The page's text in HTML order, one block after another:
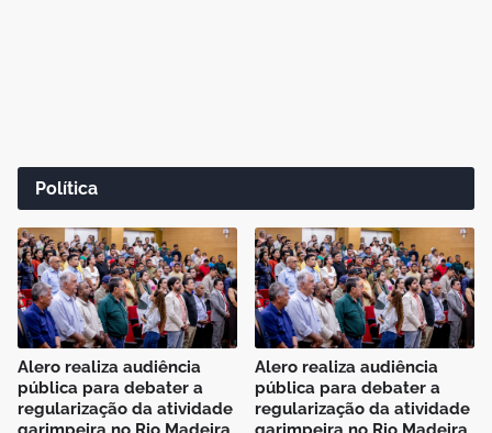
Política
Alero realiza audiência
pública para debater a
regularização da atividade
Alero realiza audiência
pública para debater a
regularização da atividade